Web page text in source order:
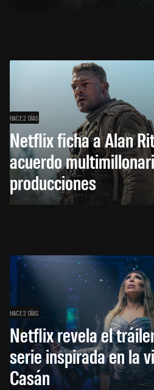
HACE 2 DÍAS
Netflix ficha a Alan
acuerdo
producciones
HACE 2 DÍAS
Netflix revela el
serie inspirada en la
Casán